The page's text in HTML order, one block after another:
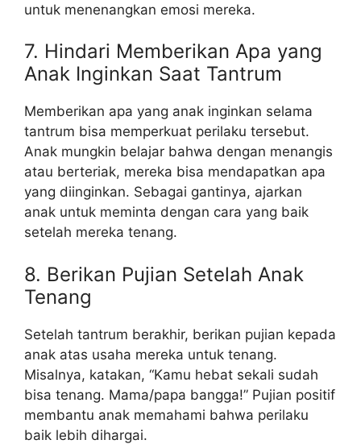
untuk menenangkan emosi mereka.
7. Hindari Memberikan Apa yang
Anak Inginkan Saat Tantrum
Memberikan apa yang anak inginkan selama
tantrum bisa memperkuat perilaku tersebut.
Anak mungkin belajar bahwa dengan menangis
atau berteriak, mereka bisa mendapatkan apa
yang diinginkan. Sebagai gantinya, ajarkan
anak untuk meminta dengan cara yang baik
setelah mereka tenang.
8. Berikan Pujian Setelah Anak
Tenang
Setelah tantrum berakhir, berikan pujian kepada
anak atas usaha mereka untuk tenang.
Misalnya, katakan, “Kamu hebat sekali sudah
bisa tenang. Mama/papa bangga!” Pujian positif
membantu anak memahami bahwa perilaku
baik lebih dihargai.